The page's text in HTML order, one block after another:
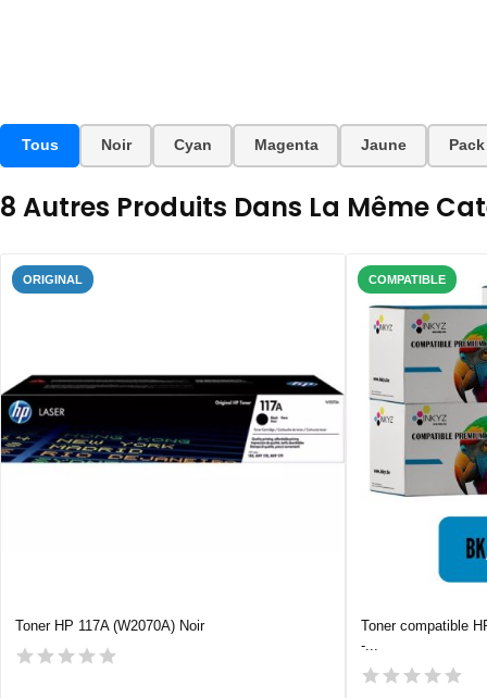
Tous Noir Cyan Magenta Jaune Pack
8 Autres Produits Dans La Même
ORIGINAL
Toner HP 117A (W2070A) Noir
COMPATIBLE
Toner compatible
-...